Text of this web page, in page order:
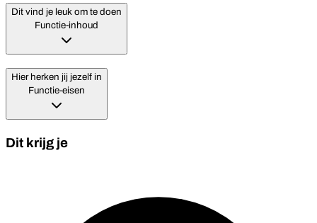
Dit vind je leuk om te doen
Functie-inhoud
Hier herken jij jezelf in
Functie-eisen
Dit krijg je